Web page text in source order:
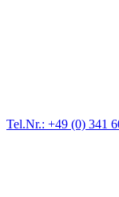
Tel.Nr.: +49 (0) 341